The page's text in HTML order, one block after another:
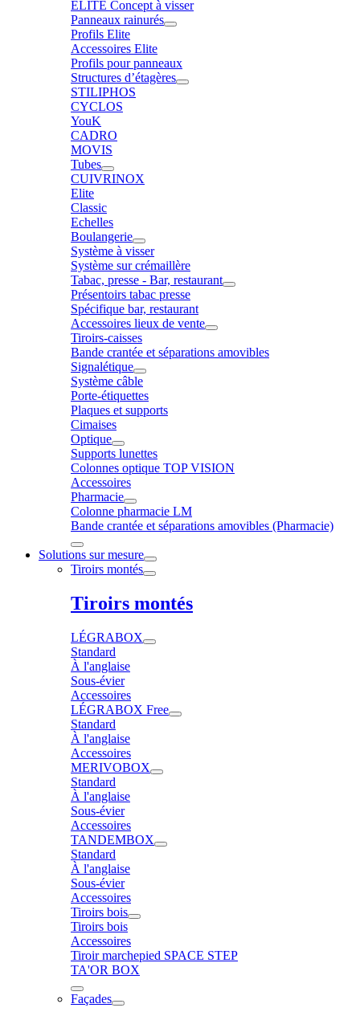
ELITE Concept à visser
Panneaux rainurés
Profils Elite
Accessoires Elite
Profils pour panneaux
Structures d’étagères
STILIPHOS
CYCLOS
YouK
CADRO
MOVIS
Tubes
CUIVRINOX
Elite
Classic
Echelles
Boulangerie
Système à visser
Système sur crémaillère
Tabac, presse - Bar, restaurant
Présentoirs tabac presse
Spécifique bar, restaurant
Accessoires lieux de vente
Tiroirs-caisses
Bande crantée et séparations amovibles
Signalétique
Système câble
Porte-étiquettes
Plaques et supports
Cimaises
Optique
Supports lunettes
Colonnes optique TOP VISION
Accessoires
Pharmacie
Colonne pharmacie LM
Bande crantée et séparations amovibles (Pharmacie)
Solutions sur mesure
Tiroirs montés
Tiroirs montés
LÉGRABOX
Standard
À l'anglaise
Sous-évier
Accessoires
LÉGRABOX Free
Standard
À l'anglaise
Accessoires
MERIVOBOX
Standard
À l'anglaise
Sous-évier
Accessoires
TANDEMBOX
Standard
À l'anglaise
Sous-évier
Accessoires
Tiroirs bois
Tiroirs bois
Accessoires
Tiroir marchepied SPACE STEP
TA'OR BOX
Façades